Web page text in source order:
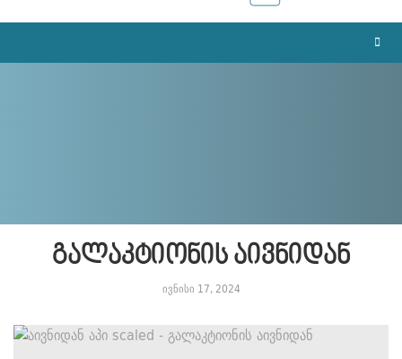
გალაკტიონის აივნიდან
ივნისი 17, 2024